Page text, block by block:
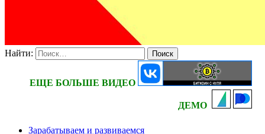
Найти:
ЕЩЕ БОЛЬШЕ ВИДЕО
ДЕМО
Зарабатываем и развиваемся